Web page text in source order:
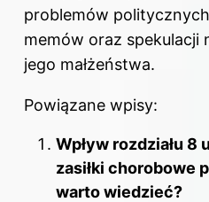
problemów
memów oraz spekulacji
jego małżeństwa.
Powiązane wpisy:
Wpływ rozdziału 8
zasiłki chorobowe
warto wiedzieć?